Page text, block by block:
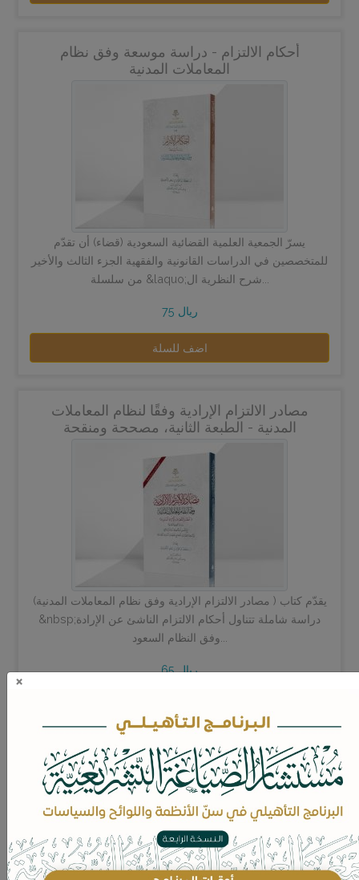
أحكام الالتزام - دراسة موسعة وفق نظام
المعاملات المدنية
يسرّ الجمعية العلمية القضائية السعودية (قضاء) أن تقدّم
للمتخصصين في الدراسات القانونية والفقهية الجزء الثالث والأخير
75 ريال
اضف للسلة
مصادر الالتزام الإرادية وفقًا لنظام المعاملات
المدنية - الطبعة الثانية، مصححة ومنقحة
يقدّم كتاب ( مصادر الالتزام الإرادية وفق نظام المعاملات المدنية)
&nbsp;دراسة شاملة تتناول أحكام الالتزام الناشئ عن الإرادة
65 ريال
مجموعة اليوم الوطني: العرض الأول
×